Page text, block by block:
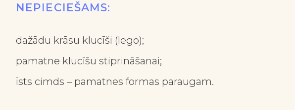
NEPIECIEŠAMS:
dažādu krāsu klucīši (lego);
pamatne klucīšu stiprināšanai;
īsts cimds – pamatnes formas paraugam.